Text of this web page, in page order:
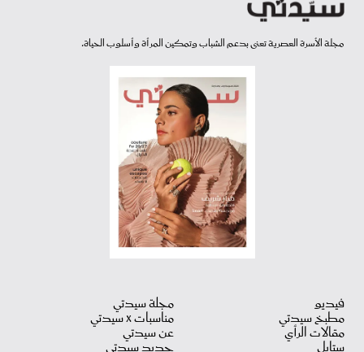
مجلة الأسرة العصرية تعنى بدعم الشباب وتمكين المرأة وأسلوب الحياة.
فيديو
مطبخ سيدتي
مقالات الرأي
ستايل
مجلة سيدتي
مناسبات X سيدتي
عن سيدتي
جديد سيدتي